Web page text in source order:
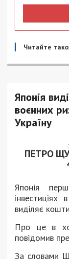
Читайте
Японія
воєнних
Україну
ПЕТРО
Японія
виділяє
Про це в
повідомив
За словами